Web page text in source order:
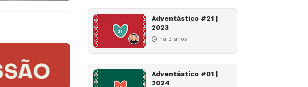
Adventástico #21 |
2023
há 3 anos
Adventástico #01 |
2024